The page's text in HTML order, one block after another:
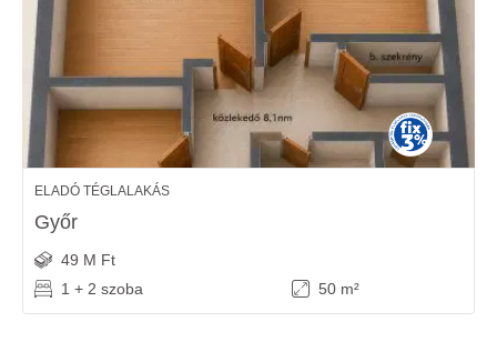
ELADÓ TÉGLALAKÁS
Győr
49 M Ft
1 + 2 szoba
50 m²